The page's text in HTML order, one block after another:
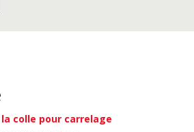
colle pour carrelage